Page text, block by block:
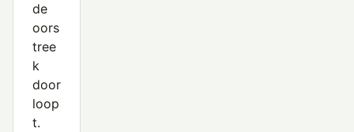
de
oors
tree
k
door
loop
t.